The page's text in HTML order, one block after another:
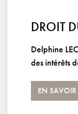
DROIT
Delphine
des intérêts
EN SAVOIR